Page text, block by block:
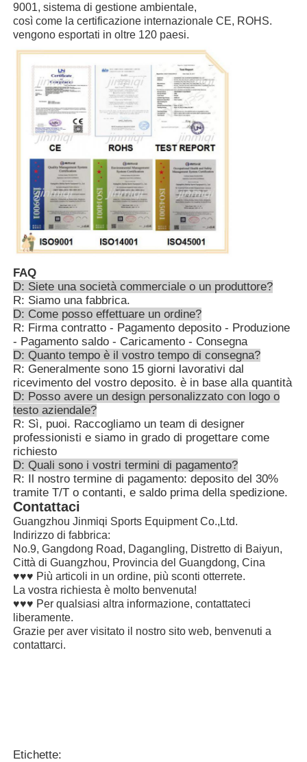
9001, sistema di gestione ambientale,
così come la certificazione internazionale CE, ROHS.
vengono esportati in oltre 120 paesi.
FAQ
D: Siete una società commerciale o un produttore?
R: Siamo una fabbrica.
D: Come posso effettuare un ordine?
R: Firma contratto - Pagamento deposito - Produzione
- Pagamento saldo - Caricamento - Consegna
D: Quanto tempo è il vostro tempo di consegna?
R: Generalmente sono 15 giorni lavorativi dal
ricevimento del vostro deposito. è in base alla quantità
D: Posso avere un design personalizzato con logo o
testo aziendale?
R: Sì, puoi. Raccogliamo un team di designer
professionisti e siamo in grado di progettare come
richiesto
D: Quali sono i vostri termini di pagamento?
R: Il nostro termine di pagamento: deposito del 30%
tramite T/T o contanti, e saldo prima della spedizione.
Contattaci
Guangzhou Jinmiqi Sports Equipment Co.,Ltd.
Indirizzo di fabbrica:
No.9, Gangdong Road, Dagangling, Distretto di Baiyun,
Città di Guangzhou, Provincia del Guangdong, Cina
♥♥♥ Più articoli in un ordine, più sconti otterrete.
La vostra richiesta è molto benvenuta!
♥♥♥ Per qualsiasi altra informazione, contattateci
liberamente.
Grazie per aver visitato il nostro sito web, benvenuti a
contattarci.
Etichette: